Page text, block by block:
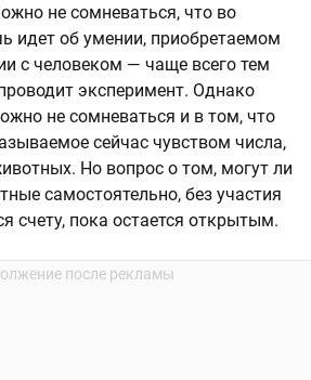
не сомневаться, что во
идет об умении, приобретаемом
с человеком — чаще всего тем
эксперимент. Однако
не сомневаться и в том, что
сейчас чувством числа,
Но вопрос о том, могут ли
самостоятельно, без участия
счету, пока остается открытым.